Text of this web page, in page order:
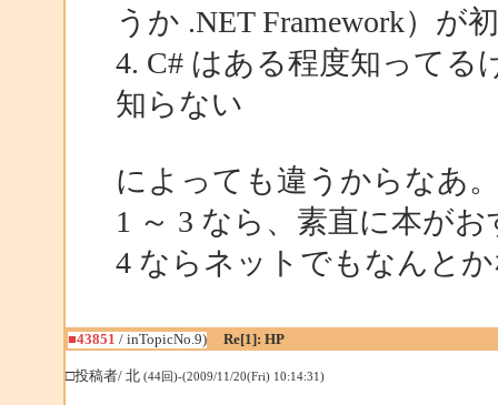
うか .NET Framework）が
4. C# はある程度知ってる
知らない
によっても違うからなあ
1 ～ 3 なら、素直に本が
4 ならネットでもなんと
■43851 / inTopicNo.9) Re[1]: HP
□投稿者/ 北 (44回)-(2009/11/20(Fri) 10:14:31)